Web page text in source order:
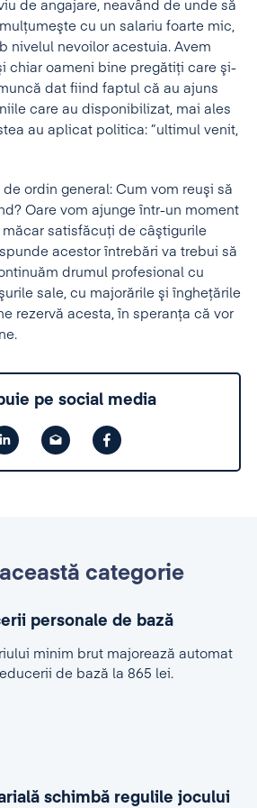
de angajare, neavând de unde să
cu un salariu foarte mic,
nivelul nevoilor acestuia. Avem
chiar oameni bine pregătiţi care şi-
dat fiind faptul că au ajuns
care au disponibilizat, mai ales
au aplicat politica: ”ultimul venit,
ordin general: Cum vom reuşi să
Oare vom ajunge într-un moment
satisfăcuţi de câştigurile
acestor întrebări va trebui să
drumul profesional cu
sale, cu majorările şi îngheţările
rezervă acesta, în speranţa că vor
pe social media
categorie
personale de bază
minim brut majorează automat
de bază la 865 lei.
schimbă regulile jocului